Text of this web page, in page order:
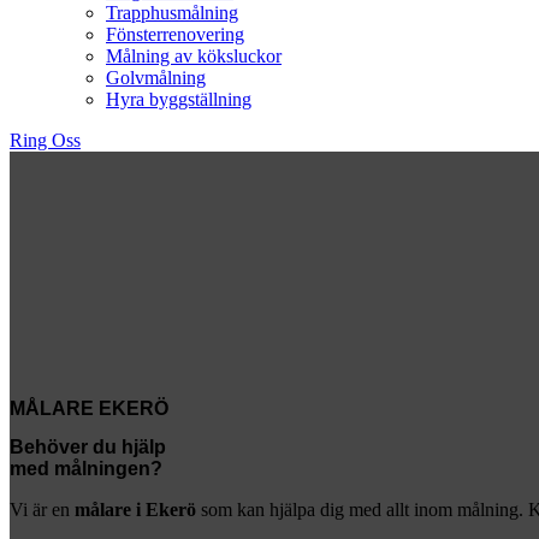
Trapphusmålning
Fönsterrenovering
Målning av köksluckor
Golvmålning
Hyra byggställning
Ring Oss
MÅLARE EKERÖ
Behöver du hjälp
med målningen?
Vi är en målare i Ekerö som kan hjälpa dig med allt inom målning.